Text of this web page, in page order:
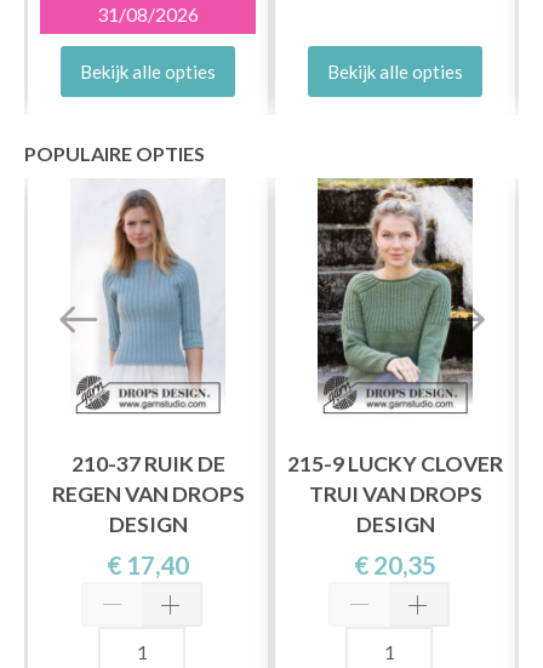
31/08/2026
Bekijk alle opties Bekijk alle opties
POPULAIRE OPTIES
210-37 RUIK DE
REGEN VAN DROPS
DESIGN
€ 17,40
215-9 LUCKY CLOVER
TRUI VAN DROPS
DESIGN
€ 20,35